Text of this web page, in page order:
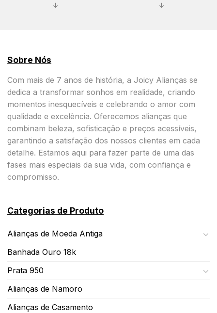
↓
↓
Sobre Nós
Com mais de 7 anos de história, a Joicy Alianças se
dedica a transformar sonhos em realidade, criando
momentos inesquecíveis e celebrando o amor com
qualidade e excelência. Oferecemos alianças que
combinam beleza, sofisticação e preços acessíveis,
garantindo a satisfação dos nossos clientes em cada
detalhe. Estamos aqui para fazer parte de uma das
fases mais especiais da sua vida, com confiança e
compromisso.
Categorias de Produto
Alianças de Moeda Antiga
Banhada Ouro 18k
Prata 950
Alianças de Namoro
Alianças de Casamento